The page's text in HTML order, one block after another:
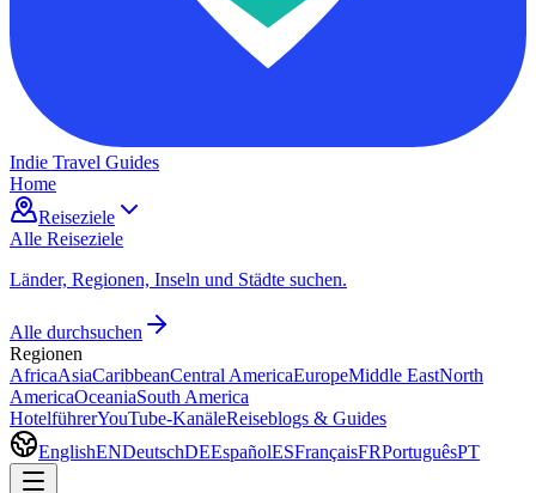
Indie Travel Guides
Home
Reiseziele
Alle Reiseziele
Länder, Regionen, Inseln und Städte suchen.
Alle durchsuchen
Regionen
AfricaAsiaCaribbeanCentral AmericaEuropeMiddle EastNorth
AmericaOceaniaSouth America
HotelführerYouTube-KanäleReiseblogs & Guides
EnglishENDeutschDEEspañolESFrançaisFRPortuguêsPT